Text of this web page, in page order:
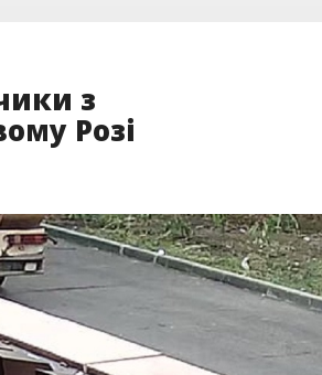
з
Розі